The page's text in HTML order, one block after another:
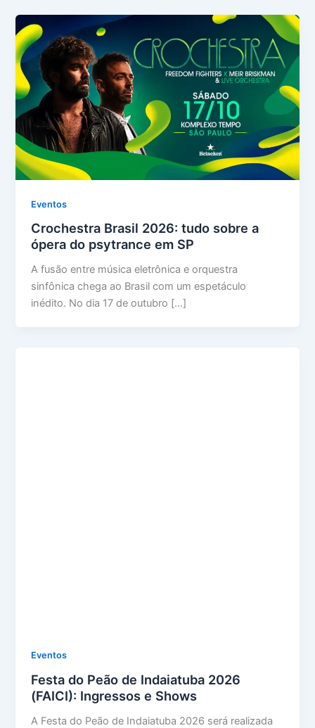
Eventos
Crochestra Brasil 2026: tudo sobre a
ópera do psytrance em SP
A fusão entre música eletrônica e orquestra
sinfônica chega ao Brasil com um espetáculo
inédito. No dia 17 de outubro […]
Eventos
Festa do Peão de Indaiatuba 2026
(FAICI): Ingressos e Shows
A Festa do Peão de Indaiatuba 2026 será realizada